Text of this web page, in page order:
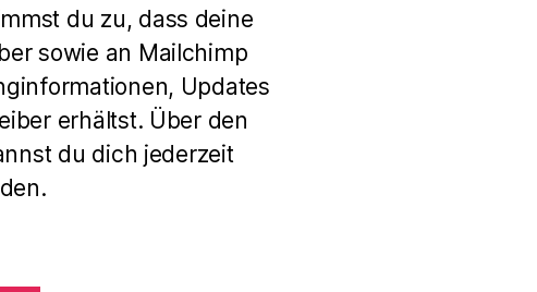
du zu, dass deine
sowie an Mailchimp
Updates
erhältst. Über den
du dich jederzeit